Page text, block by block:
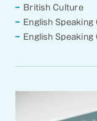
British Culture
English Speaking
English